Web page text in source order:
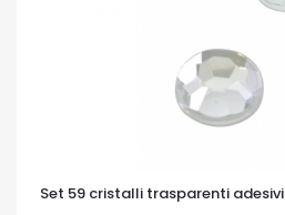
Set 59 cristalli trasparenti adesivi